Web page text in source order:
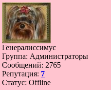
Генералиссимус
Группа: Администраторы
Сообщений: 2765
Репутация: 7
Статус: Offline